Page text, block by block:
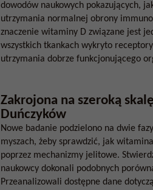
dowodów naukowych pokazujących,
utrzymania normalnej obrony
znaczenie witaminy D związane jest
wszystkich tkankach wykryto
utrzymania dobrze funkcjonującego
Zakrojona na szeroką
Duńczyków
Nowe badanie podzielono na dwie
myszach, żeby sprawdzić, jak
poprzez mechanizmy jelitowe.
naukowcy dokonali podobnych
Przeanalizowali dostępne dane